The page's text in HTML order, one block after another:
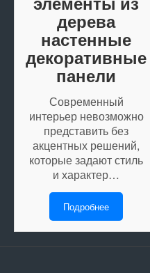
дерева
настенные
декоративные
панели
Современный
интерьер невозможно
представить без
акцентных решений,
которые задают стиль
и характер…
Подробнее